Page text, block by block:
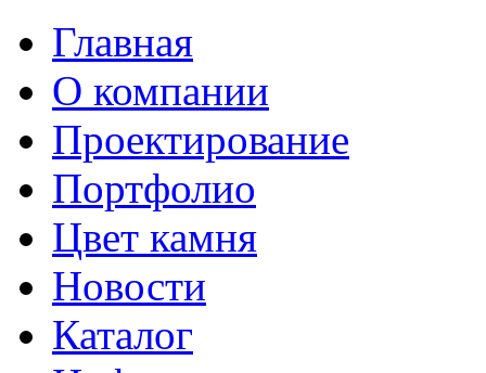
Главная
О компании
Проектирование
Портфолио
Цвет камня
Новости
Каталог